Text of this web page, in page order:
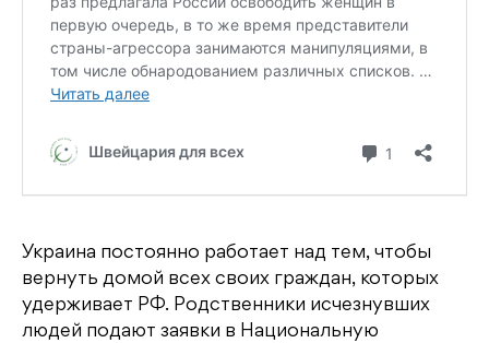
Украина постоянно работает над тем, чтобы
вернуть домой всех своих граждан, которых
удерживает РФ. Родственники исчезнувших
людей подают заявки в Национальную